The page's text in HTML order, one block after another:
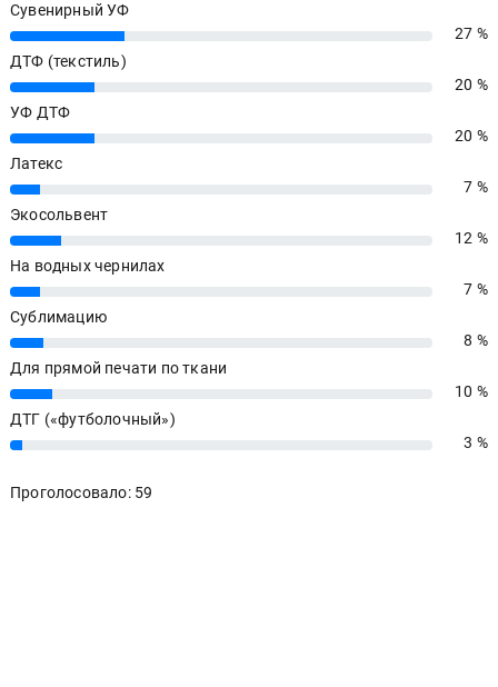
Сувенирный УФ
27%
27 %
ДТФ (текстиль)
20%
20 %
УФ ДТФ
20%
20 %
Латекс
7%
7 %
Экосольвент
12%
12 %
На водных чернилах
7%
7 %
Сублимацию
8%
8 %
Для прямой печати по ткани
10%
10 %
ДТГ («футболочный»)
3% 3 %
Проголосовало: 59